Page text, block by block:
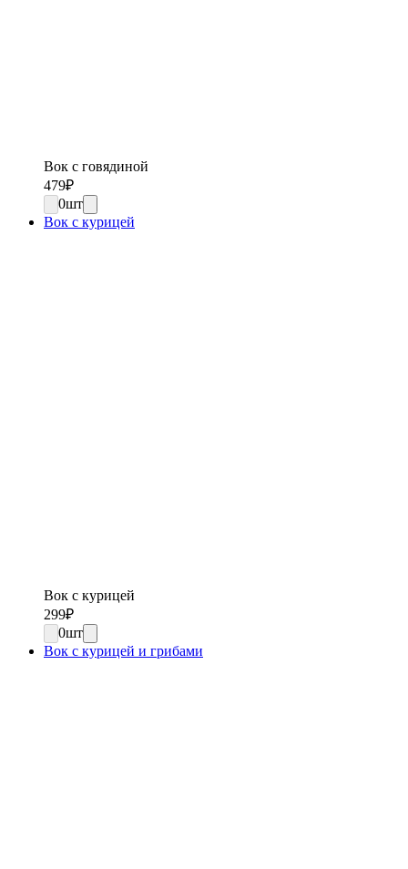
Вок с говядиной
479₽
0шт
Вок с курицей
Вок с курицей
299₽
0шт
Вок с курицей и грибами